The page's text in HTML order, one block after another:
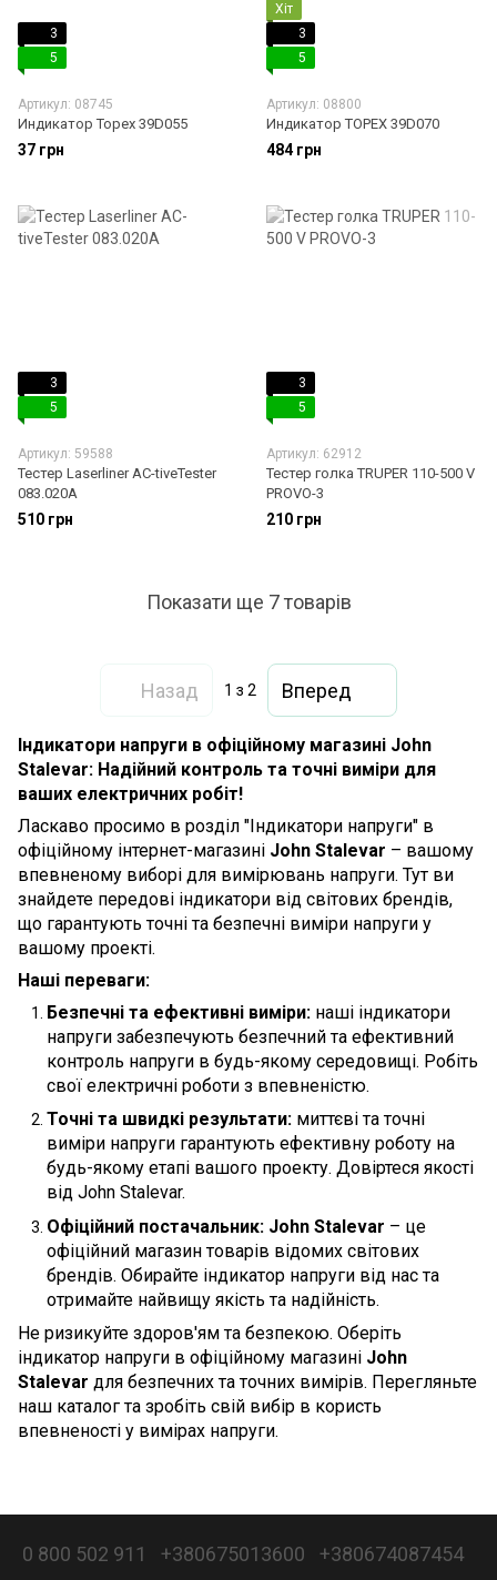
3
5
Артикул: 08745
Индикатор Торех 39D055
37 грн
Хіт
3
5
Артикул: 08800
Индикатор TOPEX 39D070
484 грн
3
5
Артикул: 59588
Тестер Laserliner AC-tiveTester
083.020A
510 грн
3
5
Артикул: 62912
Тестер голка TRUPER 110-500 V
PROVO-3
210 грн
Показати ще 7 товарів
Назад 1 з 2 Вперед
Індикатори напруги в офіційному магазині John
Stalevar: Надійний контроль та точні виміри для
ваших електричних робіт!
Ласкаво просимо в розділ "Індикатори напруги" в
офіційному інтернет-магазині John Stalevar – вашому
впевненому виборі для вимірювань напруги. Тут ви
знайдете передові індикатори від світових брендів,
що гарантують точні та безпечні виміри напруги у
вашому проекті.
Наші переваги:
Безпечні та ефективні виміри: наші індикатори
напруги забезпечують безпечний та ефективний
контроль напруги в будь-якому середовищі. Робіть
свої електричні роботи з впевненістю.
Точні та швидкі результати: миттєві та точні
виміри напруги гарантують ефективну роботу на
будь-якому етапі вашого проекту. Довіртеся якості
від John Stalevar.
Офіційний постачальник: John Stalevar – це
офіційний магазин товарів відомих світових
брендів. Обирайте індикатор напруги від нас та
отримайте найвищу якість та надійність.
Не ризикуйте здоров'ям та безпекою. Оберіть
індикатор напруги в офіційному магазині John
Stalevar для безпечних та точних вимірів. Перегляньте
наш каталог та зробіть свій вибір в користь
впевненості у вимірах напруги.
0 800 502 911 +380675013600
+380674087454